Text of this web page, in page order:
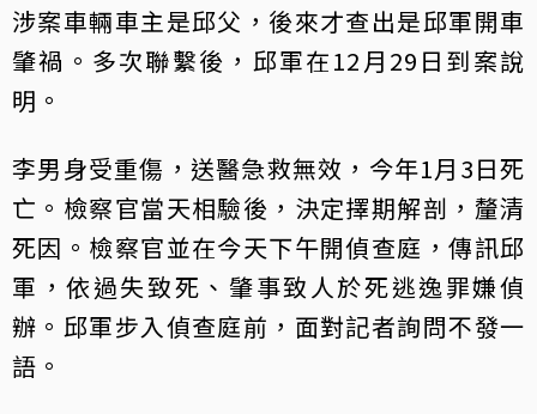
涉案車輛車主是邱父，後來才查出是邱軍開車
肇禍。多次聯繫後，邱軍在12月29日到案說
明。
李男身受重傷，送醫急救無效，今年1月3日死
亡。檢察官當天相驗後，決定擇期解剖，釐清
死因。檢察官並在今天下午開偵查庭，傳訊邱
軍，依過失致死、肇事致人於死逃逸罪嫌偵
辦。邱軍步入偵查庭前，面對記者詢問不發一
語。